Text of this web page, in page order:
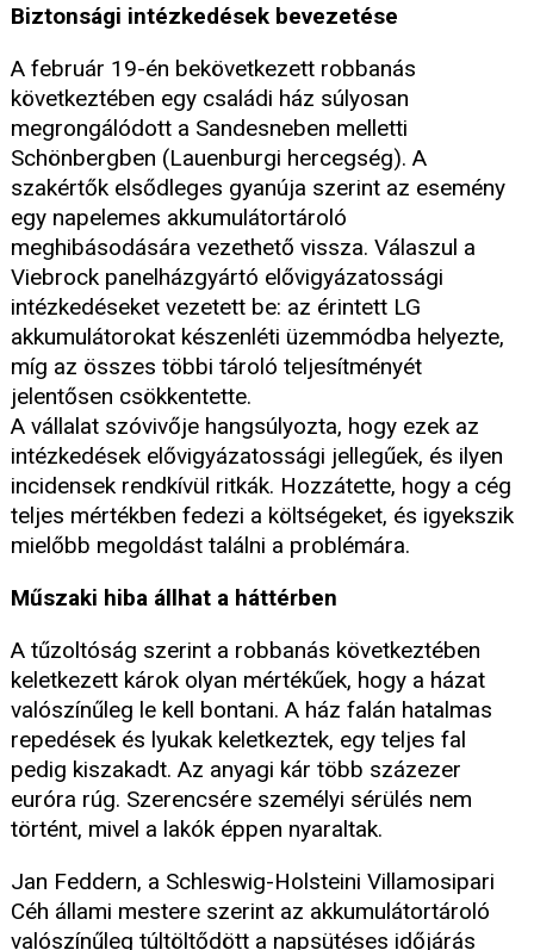
Biztonsági intézkedések bevezetése
A február 19-én bekövetkezett robbanás
következtében egy családi ház súlyosan
megrongálódott a Sandesneben melletti
Schönbergben (Lauenburgi hercegség). A
szakértők elsődleges gyanúja szerint az esemény
egy napelemes akkumulátortároló
meghibásodására vezethető vissza. Válaszul a
Viebrock panelházgyártó elővigyázatossági
intézkedéseket vezetett be: az érintett LG
akkumulátorokat készenléti üzemmódba helyezte,
míg az összes többi tároló teljesítményét
jelentősen csökkentette.
A vállalat szóvivője hangsúlyozta, hogy ezek az
intézkedések elővigyázatossági jellegűek, és ilyen
incidensek rendkívül ritkák. Hozzátette, hogy a cég
teljes mértékben fedezi a költségeket, és igyekszik
mielőbb megoldást találni a problémára.
Műszaki hiba állhat a háttérben
A tűzoltóság szerint a robbanás következtében
keletkezett károk olyan mértékűek, hogy a házat
valószínűleg le kell bontani. A ház falán hatalmas
repedések és lyukak keletkeztek, egy teljes fal
pedig kiszakadt. Az anyagi kár több százezer
euróra rúg. Szerencsére személyi sérülés nem
történt, mivel a lakók éppen nyaraltak.
Jan Feddern, a Schleswig-Holsteini Villamosipari
Céh állami mestere szerint az akkumulátortároló
valószínűleg túltöltődött a napsütéses időjárás